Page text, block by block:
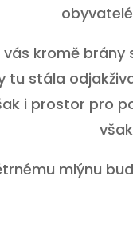
vás kromě
tu stála
i prostor pro
mlýnu